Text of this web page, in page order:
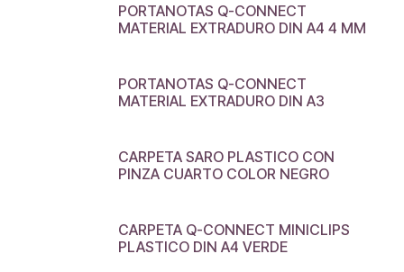
PORTANOTAS Q-CONNECT
MATERIAL EXTRADURO DIN A4 4 MM
PORTANOTAS Q-CONNECT
MATERIAL EXTRADURO DIN A3
CARPETA SARO PLASTICO CON
PINZA CUARTO COLOR NEGRO
CARPETA Q-CONNECT MINICLIPS
PLASTICO DIN A4 VERDE